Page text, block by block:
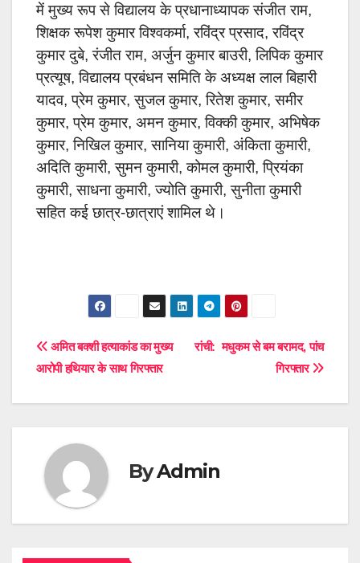
में मुख्य रूप से विद्यालय के प्रधानाध्यापक संजीत राम,
शिक्षक रूपेश कुमार विश्वकर्मा, रविंद्र प्रसाद, रविंद्र
कुमार दुबे, रंजीत राम, अर्जुन कुमार बाउरी, लिपिक कुमार
प्रत्यूष, विद्यालय प्रबंधन समिति के अध्यक्ष लाल बिहारी
यादव, प्रेम कुमार, सुजल कुमार, रितेश कुमार, समीर
कुमार, प्रेम कुमार, अमन कुमार, विक्की कुमार, अभिषेक
कुमार, निखिल कुमार, सानिया कुमारी, अंकिता कुमारी,
अदिति कुमारी, सुमन कुमारी, कोमल कुमारी, प्रियंका
कुमारी, साधना कुमारी, ज्योति कुमारी, सुनीता कुमारी
सहित कई छात्र-छात्राएं शामिल थे।
Post
रांची: मधुकम से बम बरामद, पांच
गिरफ्तार
अमित बक्शी हत्याकांड का मुख्य
आरोपी हथियार के साथ गिरफ्तार
ByAdmin